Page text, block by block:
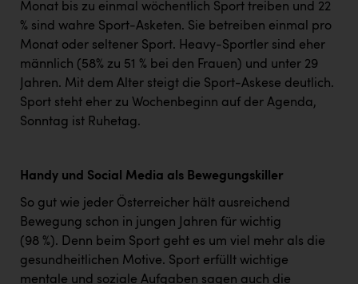
Wir besiegen Krebs
Wirtschaftskammer OÖ
ZGONC
ZULuft - Zukunft Luft Austria
z.l.ö.
Dopgas
kunden basics
Monat bis zu einmal wöchentlich Sport treiben und 22
% sind wahre Sport-Asketen. Sie betreiben einmal pro
Monat oder seltener Sport. Heavy-Sportler sind eher
männlich (58% zu 51 % bei den Frauen) und unter 29
Jahren. Mit dem Alter steigt die Sport-Askese deutlich.
Sport steht eher zu Wochenbeginn auf der Agenda,
Sonntag ist Ruhetag.
Handy und Social Media als Bewegungskiller
So gut wie jeder Österreicher hält ausreichend
Bewegung schon in jungen Jahren für wichtig
(98 %). Denn beim Sport geht es um viel mehr als die
gesundheitlichen Motive. Sport erfüllt wichtige
mentale und soziale Aufgaben sagen auch die